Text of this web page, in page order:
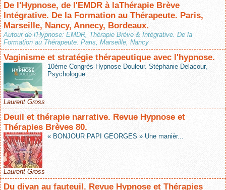
De l'Hypnose, de l'EMDR à laThérapie Brève
Intégrative. De la Formation au Thérapeute. Paris,
Marseille, Nancy, Annecy, Bordeaux.
Autour de l'Hypnose: EMDR, Thérapie Brève & Intégrative. De la
Formation au Thérapeute. Paris, Marseille, Nancy
Vaginisme et stratégie thérapeutique avec l'hypnose.
10ème Congrès Hypnose Douleur. Stéphanie Delacour,
Psychologue....
Laurent Gross
Deuil et thérapie narrative. Revue Hypnose et
Thérapies Brèves 80.
« BONJOUR PAPI GEORGES » Une manièr...
Laurent Gross
Du divan au fauteuil. Revue Hypnose et Thérapies